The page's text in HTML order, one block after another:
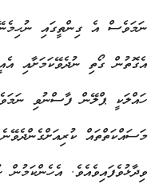
ނަމަވެސް އެ ގިންތީގައި
އެގޮތުން ގޯތި ނުދެވޭކަމަށާއި
ހައްލަކީ ޕްލޭން ފާސްނުވި
މަސައްކަތްތައް
ވިދާޅުވެފައިވެއެވެ. އެހެންކަމުން